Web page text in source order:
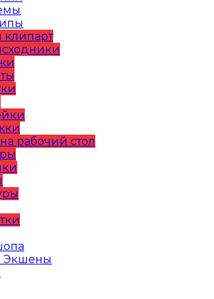
клипарт
рабочий стол
Экшены